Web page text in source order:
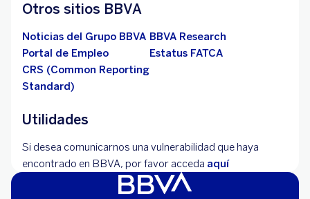
Otros sitios BBVA
Noticias del Grupo BBVA BBVA Research
Portal de Empleo
Estatus FATCA
CRS (Common Reporting
Standard)
Utilidades
Si desea comunicarnos una vulnerabilidad que haya
encontrado en BBVA, por favor acceda aquí